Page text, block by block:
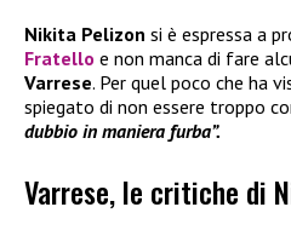
Nikita Pelizon si è espressa a
Fratello e non manca di fare
Varrese. Per quel poco che ha
spiegato di non essere troppo
dubbio in maniera furba”.
Varrese, le critiche di